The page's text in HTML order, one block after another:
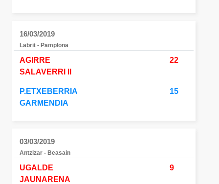
16/03/2019
Labrit - Pamplona
AGIRRE
SALAVERRI II
22
P.ETXEBERRIA
GARMENDIA
15
03/03/2019
Antzizar - Beasain
UGALDE
JAUNARENA
9